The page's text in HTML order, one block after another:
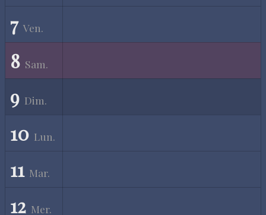
7 Ven.
8 Sam.
9 Dim.
10 Lun.
11 Mar.
12 Mer.